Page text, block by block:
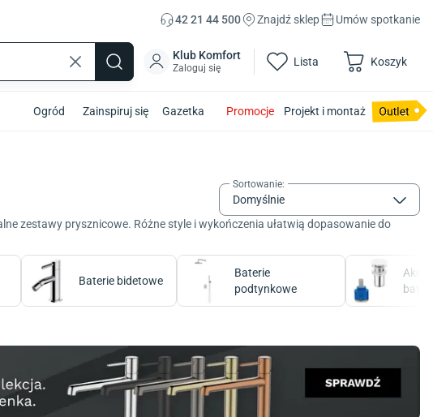
42 21 44 500 Znajdź sklep Umów spotkanie
Klub Komfort
Zaloguj się Lista Koszyk
Ogród Zainspiruj się Gazetka Promocje Projekt i montaż
Sortowanie:
Domyślnie
zestawy prysznicowe. Różne style i wykończenia ułatwią dopasowanie do
Baterie bidetowe
Baterie
podtynkowe